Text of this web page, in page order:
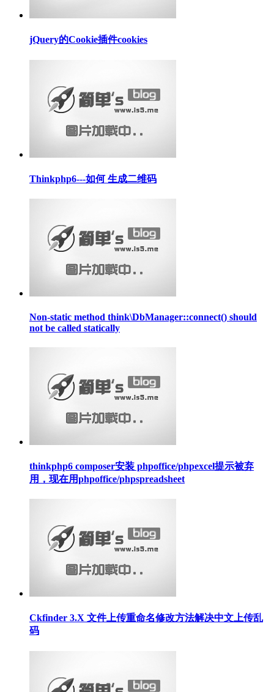
jQuery的Cookie插件cookies
Thinkphp6---如何 生成二维码
Non-static method think\DbManager::connect() should
not be called statically
thinkphp6 composer安装 phpoffice/phpexcel提示被弃
用，现在用phpoffice/phpspreadsheet
Ckfinder 3.X 文件上传重命名修改方法解决中文上传乱
码